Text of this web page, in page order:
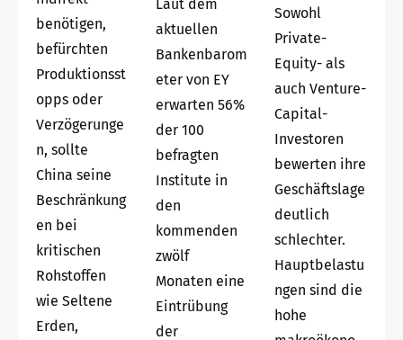
benötigen,
befürchten
Produktionsst
opps oder
Verzögerunge
n, sollte
China seine
Beschränkung
en bei
kritischen
Rohstoffen
wie Seltene
Erden,
Laut dem
aktuellen
Bankenbarom
eter von EY
erwarten 56%
der 100
befragten
Institute in
den
kommenden
zwölf
Monaten eine
Eintrübung
der
Sowohl
Private-
Equity- als
auch Venture-
Capital-
Investoren
bewerten ihre
Geschäftslage
deutlich
schlechter.
Hauptbelastu
ngen sind die
hohe